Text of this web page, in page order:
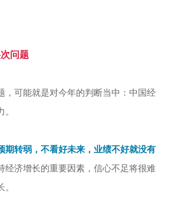
问题
，可能就是对今年的判断当中：中国经
期转弱，不看好未来，业绩不好就没有
经济增长的重要因素，信心不足将很难